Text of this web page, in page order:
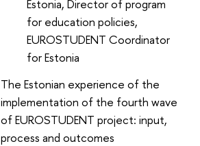
Estonia, Director of program
for education policies,
EUROSTUDENT Coordinator
for Estonia
The Estonian experience of the
implementation of the fourth wave
of EUROSTUDENT project: input,
process and outcomes